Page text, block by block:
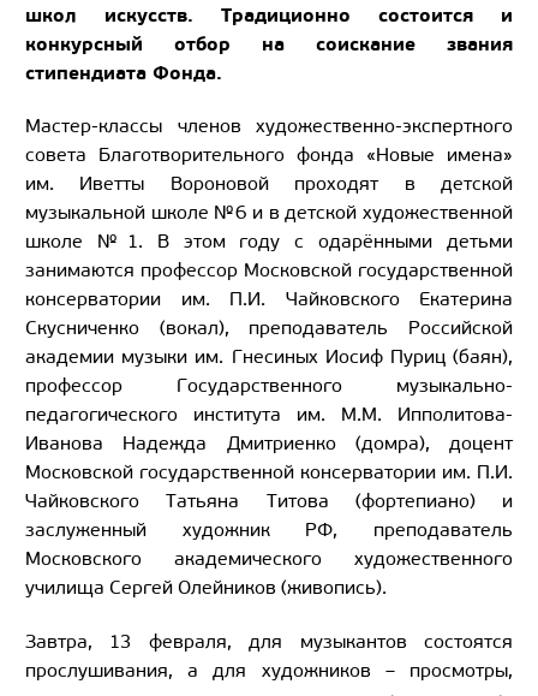
школ искусств. Традиционно состоится и
конкурсный отбор на соискание звания
стипендиата Фонда.
Мастер-классы членов художественно-экспертного
совета Благотворительного фонда «Новые имена»
им. Иветты Вороновой проходят в детской
музыкальной школе №6 и в детской художественной
школе №1. В этом году с одарёнными детьми
занимаются профессор Московской государственной
консерватории им. П.И. Чайковского Екатерина
Скусниченко (вокал), преподаватель Российской
академии музыки им. Гнесиных Иосиф Пуриц (баян),
профессор Государственного музыкально-
педагогического института им. М.М. Ипполитова-
Иванова Надежда Дмитриенко (домра), доцент
Московской государственной консерватории им. П.И.
Чайковского Татьяна Титова (фортепиано) и
заслуженный художник РФ, преподаватель
Московского академического художественного
училища Сергей Олейников (живопись).
Завтра, 13 февраля, для музыкантов состоятся
прослушивания, а для художников – просмотры,